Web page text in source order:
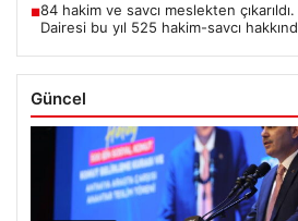
■84 hakim ve savcı meslekten
Dairesi bu yıl 525 hakim-savcı
Güncel